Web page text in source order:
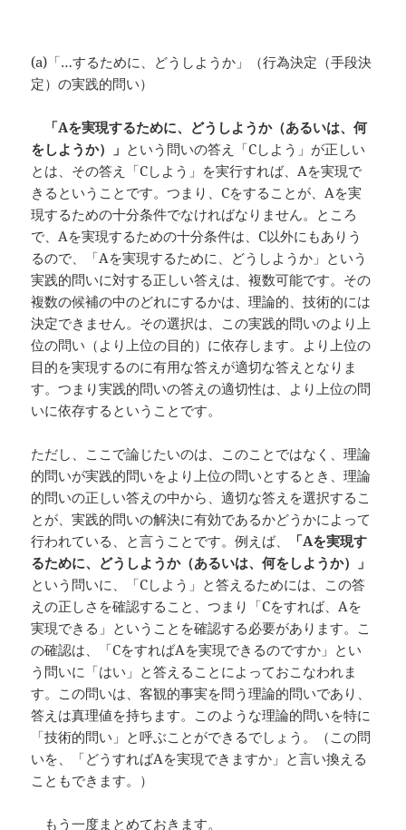
(a)「…するために、どうしようか」（行為決定（手段決
定）の実践的問い）
「Aを実現するために、どうしようか（あるいは、何
をしようか）」 という問いの答え「Cしよう」が正しい
とは、その答え「Cしよう」を実行すれば、Aを実現で
きるということです。つまり、Cをすることが、Aを実
現するための十分条件でなければなりません。ところ
で、Aを実現するための十分条件は、C以外にもありう
るので、「Aを実現するために、どうしようか」という
実践的問いに対する正しい答えは、複数可能です。その
複数の候補の中のどれにするかは、理論的、技術的には
決定できません。その選択は、この実践的問いのより上
位の問い（より上位の目的）に依存します。より上位の
目的を実現するのに有用な答えが適切な答えとなりま
す。つまり実践的問いの答えの適切性は、より上位の問
いに依存するということです。
ただし、ここで論じたいのは、このことではなく、理論
的問いが実践的問いをより上位の問いとするとき、理論
的問いの正しい答えの中から、適切な答えを選択するこ
とが、実践的問いの解決に有効であるかどうかによって
行われている、と言うことです。例えば、
「Aを実現す
るために、どうしようか（あるいは、何をしようか）」
という問いに、「Cしよう」と答えるためには、この答
えの正しさを確認すること、つまり「Cをすれば、Aを
実現できる」ということを確認する必要があります。こ
の確認は、「CをすればAを実現できるのですか」とい
う問いに「はい」と答えることによっておこなわれま
す。この問いは、客観的事実を問う理論的問いであり、
答えは真理値を持ちます。このような理論的問いを特に
「技術的問い」と呼ぶことができるでしょう。（この問
いを、「どうすればAを実現できますか」と言い換える
こともできます。）
もう一度まとめておきます。